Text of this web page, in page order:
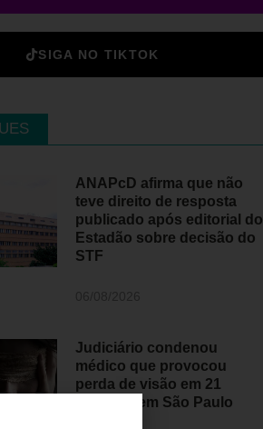
SIGA NO TIKTOK
ANAPcD afirma que não
teve direito de resposta
publicado após editorial do
Estadão sobre decisão do
STF
Judiciário condenou
médico que provocou
perda de visão em 21
pessoas em São Paulo